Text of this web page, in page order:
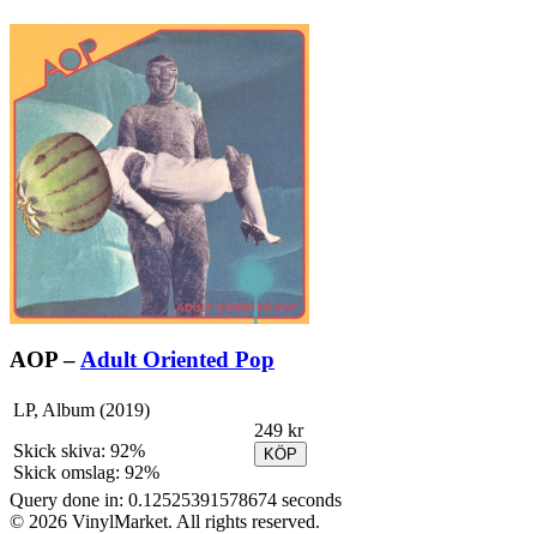
AOP – Adult Oriented Pop
LP, Album (2019)
Skick skiva: 92%
Skick omslag: 92%
249 kr
KÖP
Query done in: 0.12525391578674 seconds
© 2026 VinylMarket. All rights reserved.